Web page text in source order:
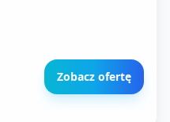
Zobacz ofertę